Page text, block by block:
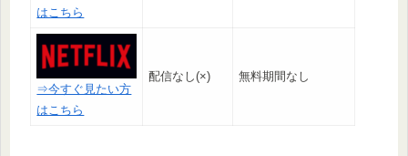
はこちら
⇒今すぐ見たい方
はこちら
配信なし(×) 無料期間なし